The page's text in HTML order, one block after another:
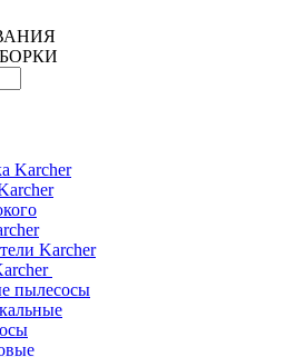
Karcher
пылесосы